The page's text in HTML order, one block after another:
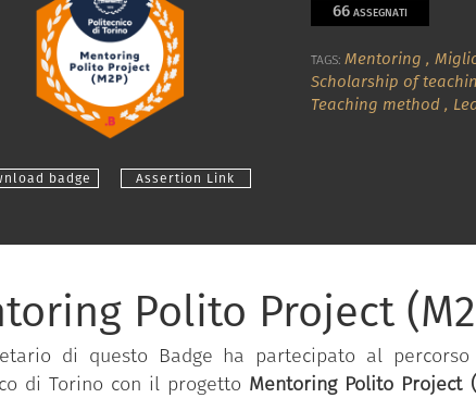
badge Assertion Link
66 ASSEGNATI
TAGS: Mentoring ,
Scholarship of
Teaching method ,
Polito Project
di questo Badge ha partecipato al
di Torino con il progetto Mentoring Polito Project